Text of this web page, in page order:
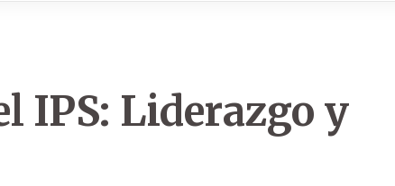
IPS: Liderazgo y